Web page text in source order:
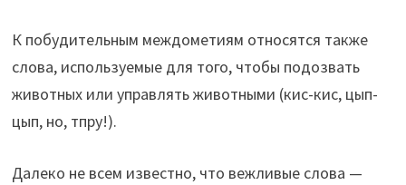
К побудительным междометиям относятся также
слова, используемые для того, чтобы подозвать
животных или управлять животными (кис-кис, цып-
цып, но, тпру!).
Далеко не всем известно, что вежливые слова —